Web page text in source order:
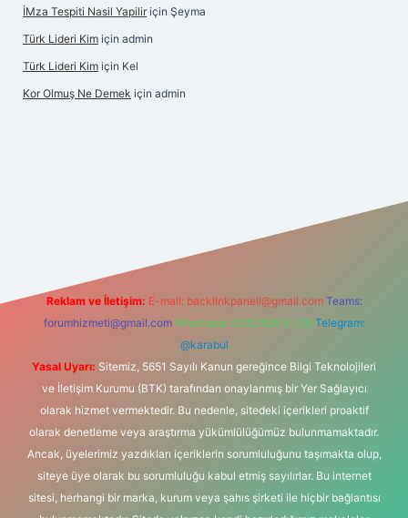
İMza Tespiti Nasil Yapilir için Şeyma
Türk Lideri Kim için admin
Türk Lideri Kim için Kel
Kor Olmuş Ne Demek için admin
Reklam ve İletişim: E-mail: backlinkpaneli@gmail.com Teams:
forumhizmeti@gmail.com Whatsapp: 0262 606 0 726 Telegram:
@karabul
Yasal Uyarı: Sitemiz, 5651 Sayılı Kanun gereğince Bilgi Teknolojileri
ve İletişim Kurumu (BTK) tarafından onaylanmış bir Yer Sağlayıcı
olarak hizmet vermektedir. Bu nedenle, sitedeki içerikleri proaktif
olarak denetleme veya araştırma yükümlülüğümüz bulunmamaktadır.
Ancak, üyelerimiz yazdıkları içeriklerin sorumluluğunu taşımakta olup,
siteye üye olarak bu sorumluluğu kabul etmiş sayılırlar. Bu internet
sitesi, herhangi bir marka, kurum veya şahıs şirketi ile hiçbir bağlantısı